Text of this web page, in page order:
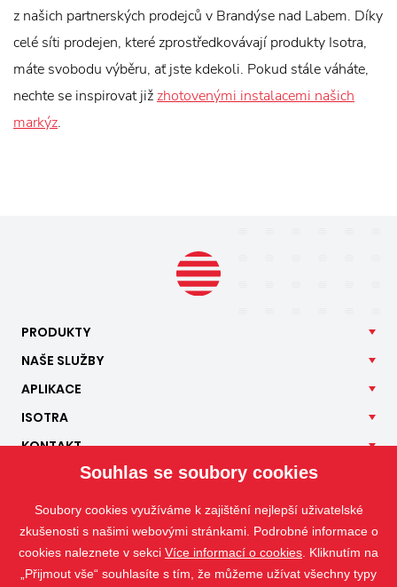
z našich partnerských prodejců v Brandýse nad Labem. Díky
celé síti prodejen, které zprostředkovávají produkty Isotra,
máte svobodu výběru, ať jste kdekoli. Pokud stále váháte,
nechte se inspirovat již zhotovenými instalacemi našich
markýz.
PRODUKTY
NAŠE SLUŽBY
APLIKACE
ISOTRA
KONTAKT
Souhlas se soubory cookies
Soubory cookies využíváme k zajištění nejlepší uživatelské
zkušenosti s našimi webovými stránkami. Podrobné informace o
cookies naleznete v sekci Více informací o cookies . Kliknutím na
„Přijmout vše“ souhlasíte s tím, že můžeme užívat všechny typy